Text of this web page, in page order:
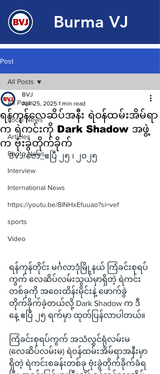
Burma VJ
Post
All Posts
Local News
Articles
Photo News
Interview
International News
https://youtu.be/8lNHxEfuuao?si=vef
sports
Video
All Posts
ရန်ကုန်လေဆိပ်အနီး ရဲဝန်ထမ်းအိမ်ရာ
က ရဲကင်းကို Dark Shadow အဖွဲ့
က ဗုံးခွဲတိုက်ခိုက်
BVJ
Apr 25, 2025 1 min read
BVJ/ဇော်_ဧပြီ ၂၅ ၊ ၂၀၂၅
ရန်ကုန်တိုင်း မင်္ဂလာဒုံမြို့နယ် ကြံခင်းစုရပ်
ကွက် လေဆိပ်လမ်းသွယ်မှာရှိတဲ့ ရဲကင်း
တစ်ခုကို အဝေးထိန်းမိုင်းနဲ့ ဖောက်ခွဲ
တိုက်ခိုက်ခဲ့တယ်လို့ Dark Shadow က ဒီ
နေ့ ဧပြီ ၂၅ ရက်မှာ ထုတ်ပြန်လာပါတယ်။
ကြံခင်းစုရပ်ကွက် အသံလွှင်ရုံလမ်းမ
(လေဆိပ်လမ်းမ) ရဲဝန်ထမ်းအိမ်ရာအနီးမှာ
ရှိတဲ့ ရဲကင်းစခန်းတစ်ခု ဗုံးခွဲတိုက်ခိုက်ခံရ